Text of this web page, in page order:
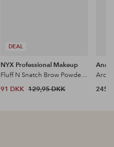
DEAL
NYX Professional Makeup
Fluff N Snatch Brow Powder Pen
91 DKK 129,95 DKK
245